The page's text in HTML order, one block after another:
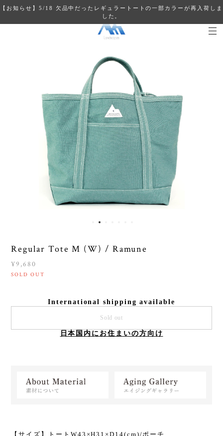
【お知らせ】5/18 欠品中だったレギュラートートの一部カラーが再入荷しま
した。
Regular Tote M (W) / Ramune
¥9,680
SOLD OUT
International shipping available
Sold out
日本国内にお住まいの方向け
【サイズ】トートW43×H31×D14(cm)/ポーチ